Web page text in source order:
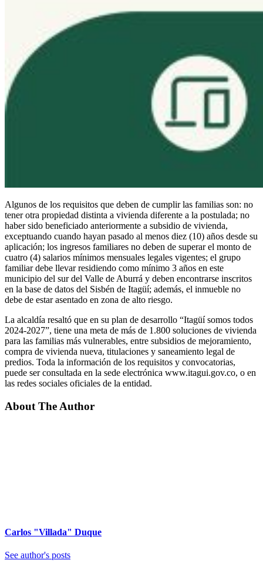
Algunos de los requisitos que deben de cumplir las familias son: no
tener otra propiedad distinta a vivienda diferente a la postulada; no
haber sido beneficiado anteriormente a subsidio de vivienda,
exceptuando cuando hayan pasado al menos diez (10) años desde su
aplicación; los ingresos familiares no deben de superar el monto de
cuatro (4) salarios mínimos mensuales legales vigentes; el grupo
familiar debe llevar residiendo como mínimo 3 años en este
municipio del sur del Valle de Aburrá y deben encontrarse inscritos
en la base de datos del Sisbén de Itagüí; además, el inmueble no
debe de estar asentado en zona de alto riesgo.
La alcaldía resaltó que en su plan de desarrollo “Itagüí somos todos
2024-2027”, tiene una meta de más de 1.800 soluciones de vivienda
para las familias más vulnerables, entre subsidios de mejoramiento,
compra de vivienda nueva, titulaciones y saneamiento legal de
predios. Toda la información de los requisitos y convocatorias,
puede ser consultada en la sede electrónica www.itagui.gov.co, o en
las redes sociales oficiales de la entidad.
About The Author
Carlos "Villada" Duque
See author's posts